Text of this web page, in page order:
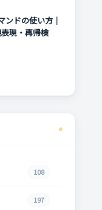
ンドの使い方｜
現・再帰検
108
197